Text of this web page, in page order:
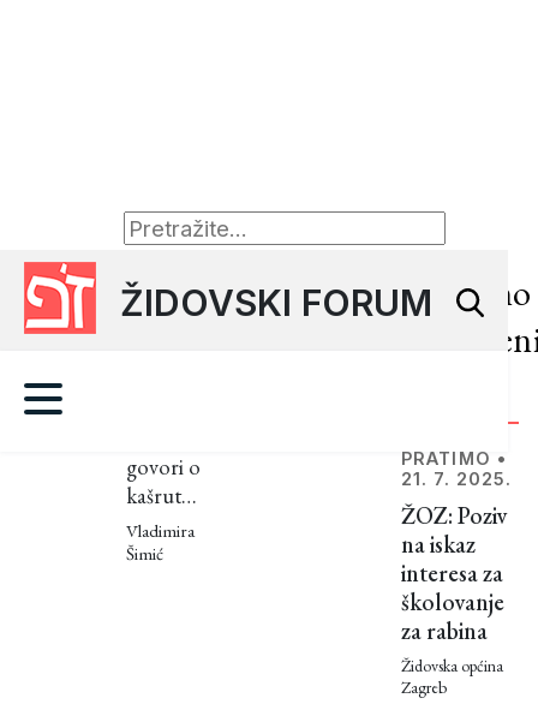
ŽIDOVSKI FORUM
KOŠER
2024.
od
Sinaja
do
govori o
kašrutu,
odnosno
o setu
Vladimira
Šimić
Nedavno
PRATIMO •
21. 7. 2025.
ŽOZ: Poziv
na iskaz
interesa za
školovanje
za rabina
Židovska općina
Zagreb